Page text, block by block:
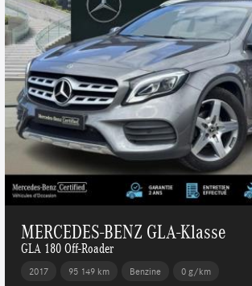
MERCEDES-BENZ GLA-Klasse
GLA 180 Off-Roader
2017 95 149 km Benzine 0 g/km